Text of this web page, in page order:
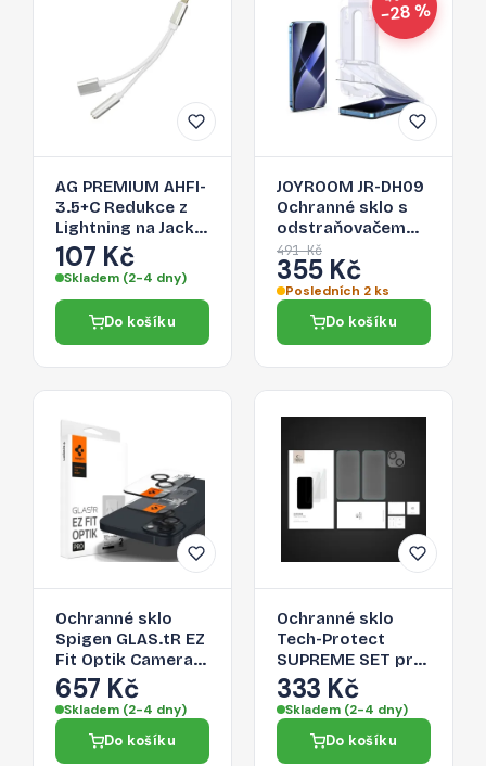
AG PREMIUM AHFI-
3.5+C Redukce z
Lightning na Jack
3,5/Lightning,
stříbrná
107 Kč
Skladem (2-4 dny)
Do košíku
−28 %
JOYROOM JR-DH09
Ochranné sklo s
odstraňovačem
prachu 2.5D FULL-
COVER 0.33mm
pro iPhone 14,
montážní rámeček
491 Kč
355 Kč
Posledních 2 ks
Do košíku
Ochranné sklo
Spigen GLAS.tR EZ
Fit Optik Camera
Protector pro
iPhone 14 / Plus / 15
/ Plus - black
657 Kč
Skladem (2-4 dny)
Do košíku
Ochranné sklo
Tech-Protect
SUPREME SET pro
iPhone 14 - čiré
333 Kč
Skladem (2-4 dny)
Do košíku